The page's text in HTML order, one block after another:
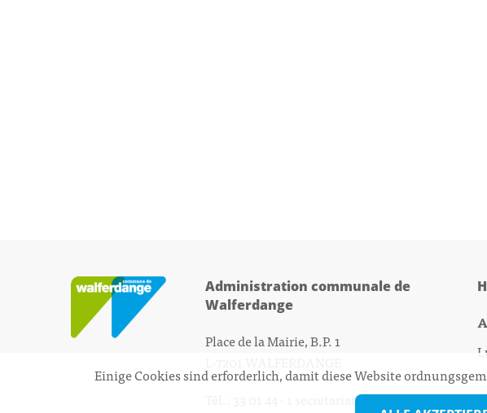
Administration communale de
Walferdange
Place de la Mairie, B.P. 1
secretariat@walfer.lu
Einige Cookies sind erforderlich, damit diese Website